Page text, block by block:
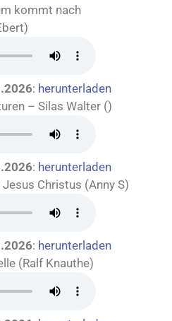
kommt nach
: herunterladen
– Silas Walter ()
: herunterladen
Christus (Anny S)
: herunterladen
(Ralf Knauthe)